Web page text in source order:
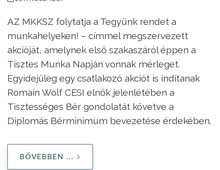
AZ MKKSZ folytatja a Tegyünk rendet a
munkahelyeken! – címmel megszervezett
akcióját, amelynek első szakaszáról éppen a
Tisztes Munka Napján vonnak mérleget.
Egyidejűleg egy csatlakozó akciót is indítanak
Romain Wolf CESI elnök jelenlétében a
Tisztességes Bér gondolatát követve a
Diplomás Bérminimum bevezetése érdekében.
BŐVEBBEN ...